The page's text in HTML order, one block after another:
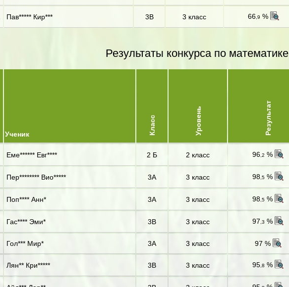
Пав***** Кир*** 3В 3 класс 66,9 %
Результаты конкурса по математике
Ученик Класс Уровень Результат
Еме****** Евг**** 2 Б 2 класс 96 ,2 %
Пер******** Вио***** 3А 3 класс 98 ,5 %
Поп**** Анн* 3А 3 класс 98 ,5 %
Гас**** Эми* 3В 3 класс 97 ,3 %
Гол*** Мир* 3А 3 класс 97 %
Лян** Кри***** 3В 3 класс 95 ,8 %